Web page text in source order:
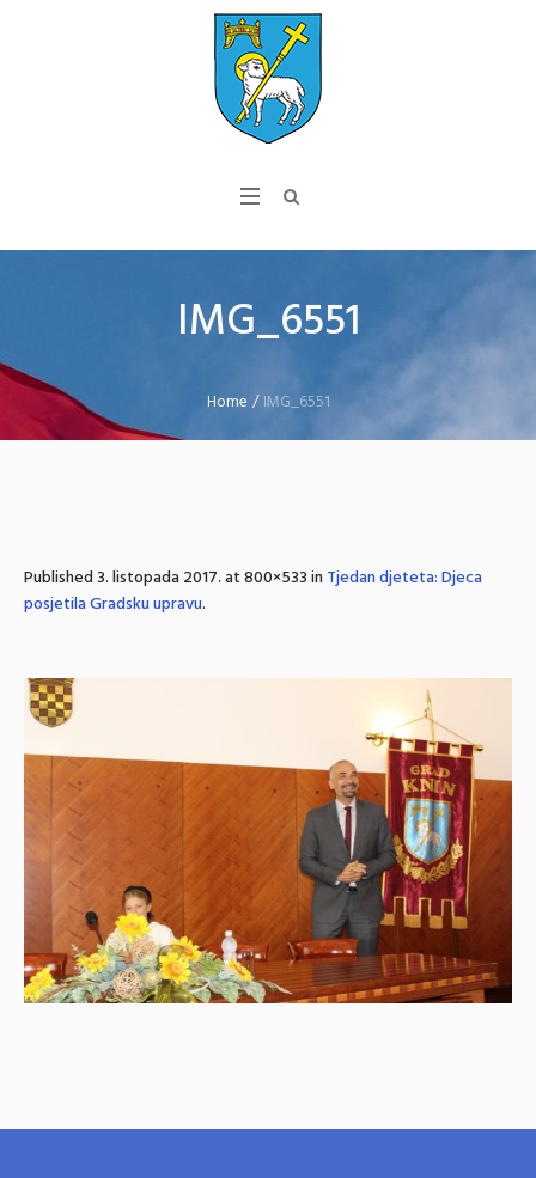
IMG_6551
Home /IMG_6551
Published3. listopada 2017.at 800×533 inTjedan djeteta: Djeca
posjetila Gradsku upravu.